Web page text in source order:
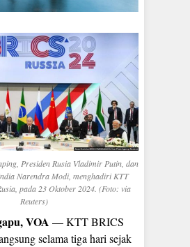
Presiden Rusia Vladimir Putin, dan
Narendra Modi, menghadiri KTT
pada 23 Oktober 2024. (Foto: via
Reuters)
VOA — KTT BRICS
selama tiga hari sejak